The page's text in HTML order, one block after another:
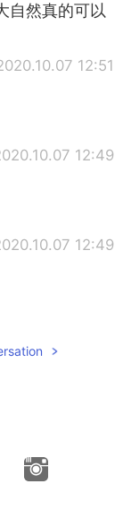
自然真的可以
12:51
12:49
12:49